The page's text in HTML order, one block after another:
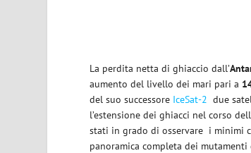
La perdita netta di ghiaccio dall’
aumento del livello dei mari pari a
del suo successore IceSat-2 due
l’estensione dei ghiacci nel corso
stati in grado di osservare i minimi
panoramica completa dei